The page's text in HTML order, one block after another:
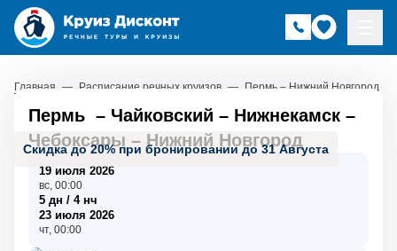
Главная — Расписание речных круизов — Пермь – Нижний Новгород
Скидка до 20% при бронировании до 31 Августа
Пермь – Чайковский – Нижнекамск –
Чебоксары – Нижний Новгород
19 июля 2026
вс, 00:00
5 дн / 4 нч
23 июля 2026
чт, 00:00